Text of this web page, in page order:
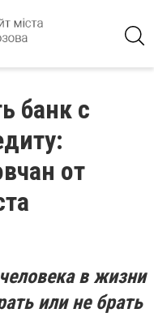
банк с
от
в жизни
или не брать